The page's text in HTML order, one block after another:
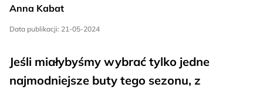
Anna Kabat
Data publikacji: 21-05-2024
Jeśli miałybyśmy wybrać tylko jedne
najmodniejsze buty tego sezonu, z